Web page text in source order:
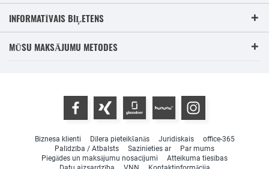
INFORMATĪVAIS BIĻETENS
MŪSU MAKSĀJUMU METODES
Biznesa klienti Dīlera pieteikšanās Juridiskais
office-365
Palīdzība / Atbalsts
Sazinieties ar
Par mums
Piegādes un maksājumu nosacījumi
Atteikuma tiesības